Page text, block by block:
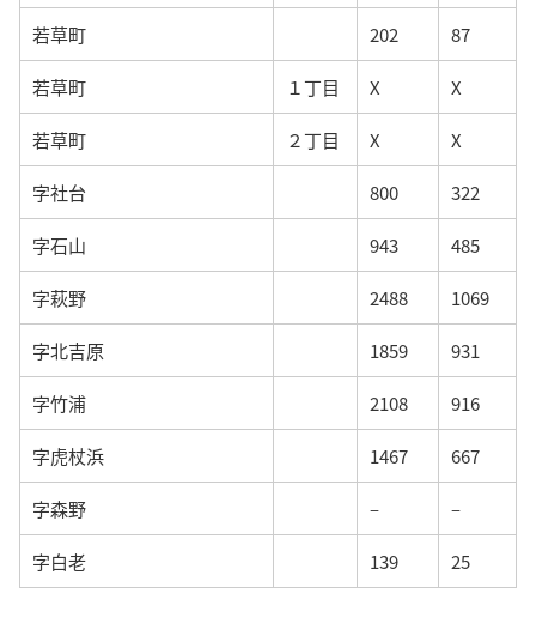
若草町 202 87
若草町 １丁目 X X
若草町 ２丁目 X X
字社台 800 322
字石山 943 485
字萩野 2488 1069
字北吉原 1859 931
字竹浦 2108 916
字虎杖浜 1467 667
字森野 – –
字白老 139 25